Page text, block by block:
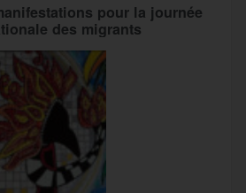
pour la journée
des migrants